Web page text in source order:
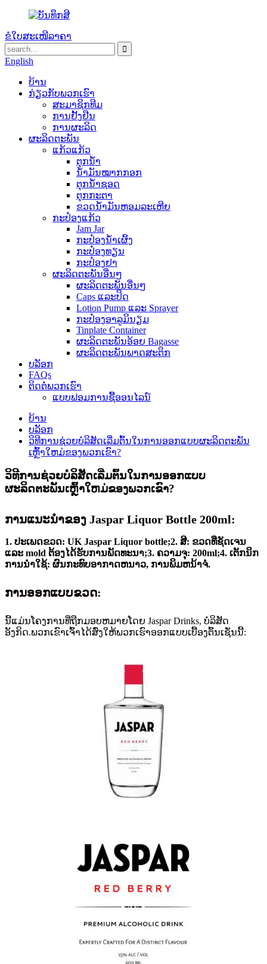
ຂໍໃບສະເໜີລາຄາ
English
ບ້ານ
ກ່ຽວ​ກັບ​ພວກ​ເຮົາ
ສະມາຊິກທີມ
ການຢັ້ງຢືນ
ການຜະລິດ
ຜະລິດຕະພັນ
ແກ້ວແກ້ວ
ຕຸກນ້ຳ
ນ້ຳມັນໝາກກອກ
ຕຸກນ້ຳຊອດ
ຕຸກກະຕາ
ຂວດນ້ໍາມັນຫອມລະເຫີຍ
ກະປ໋ອງແກ້ວ
Jam Jar
ກະປ໋ອງນໍ້າເຜິ້ງ
ກະປ໋ອງທຽນ
ກະປ໋ອງຢາ
ຜະລິດຕະພັນອື່ນໆ
ຜະລິດຕະພັນອື່ນໆ
Caps ແລະປິດ
Lotion Pump ແລະ Sprayer
ກະປ໋ອງອາລູມິນຽມ
Tinplate Container
ຜະລິດຕະພັນອ້ອຍ Bagasse
ຜະລິດຕະພັນພາດສະຕິກ
ບລັອກ
FAQs
ຕິດ​ຕໍ່​ພວກ​ເຮົາ
ແບບຟອມການຊື້ອອນໄລນ໌
ບ້ານ
ບລັອກ
ວິທີການຊ່ວຍບໍລິສັດເລີ່ມຕົ້ນໃນການອອກແບບຜະລິດຕະພັນ
ເຫຼົ້າໃຫມ່ຂອງພວກເຂົາ?
ວິທີການຊ່ວຍບໍລິສັດເລີ່ມຕົ້ນໃນການອອກແບບ
ຜະລິດຕະພັນເຫຼົ້າໃຫມ່ຂອງພວກເຂົາ?
ການແນະນໍາຂອງ Jaspar Liquor Bottle 200ml:
1. ປະເພດຂວດ: UK Jaspar Liquor bottle;2. ສີ: ຂວດທີ່ຊັດເຈນ
ແລະ mold ຕ້ອງໄດ້ຮັບການພັດທະນາ;3. ຄວາມຈຸ: 200ml;4. ເຕັກນິກ
ການນໍາໃຊ້: ຜົນກະທົບອາກາດຫນາວ, ການພິມຫນ້າຈໍ.
ການອອກແບບຂວດ:
ນີ້ແມ່ນໂຄງການທີ່ຖືກມອບຫມາຍໂດຍ Jaspar Drinks, ບໍລິສັດ
ອັງກິດ.ພວກເຂົາເຈົ້າໄດ້ສົ່ງໃຫ້ພວກເຮົາອອກແບບເບື້ອງຕົ້ນເຊັ່ນນີ້: